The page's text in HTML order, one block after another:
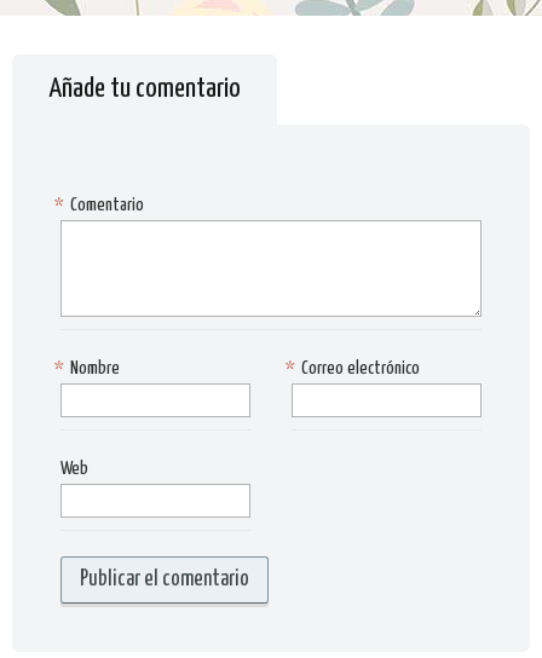
Añade tu comentario
Comentario
*
Nombre
* Correo electrónico
*
Web